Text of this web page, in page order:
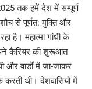
तक हमें देश में सम्पूर्ण
से पूर्णत: मुक्ति और
है। महात्मा गांधी के
कैरियर की शुरूआत
और वार्डों में जा-जाकर
करती थी। देशवासियों में